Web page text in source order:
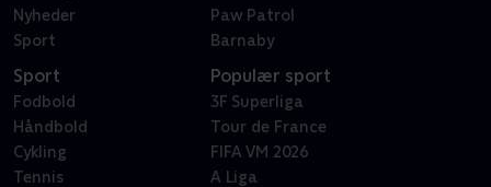
Nyheder
Sport
Paw Patrol
Barnaby
Sport
Fodbold
Håndbold
Cykling
Tennis
Populær sport
3F Superliga
Tour de France
FIFA VM 2026
A Liga